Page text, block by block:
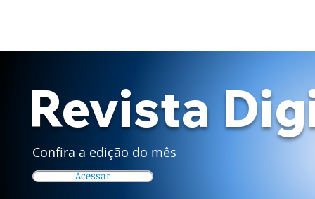
Revista
Confira a edição do mês
Acessar